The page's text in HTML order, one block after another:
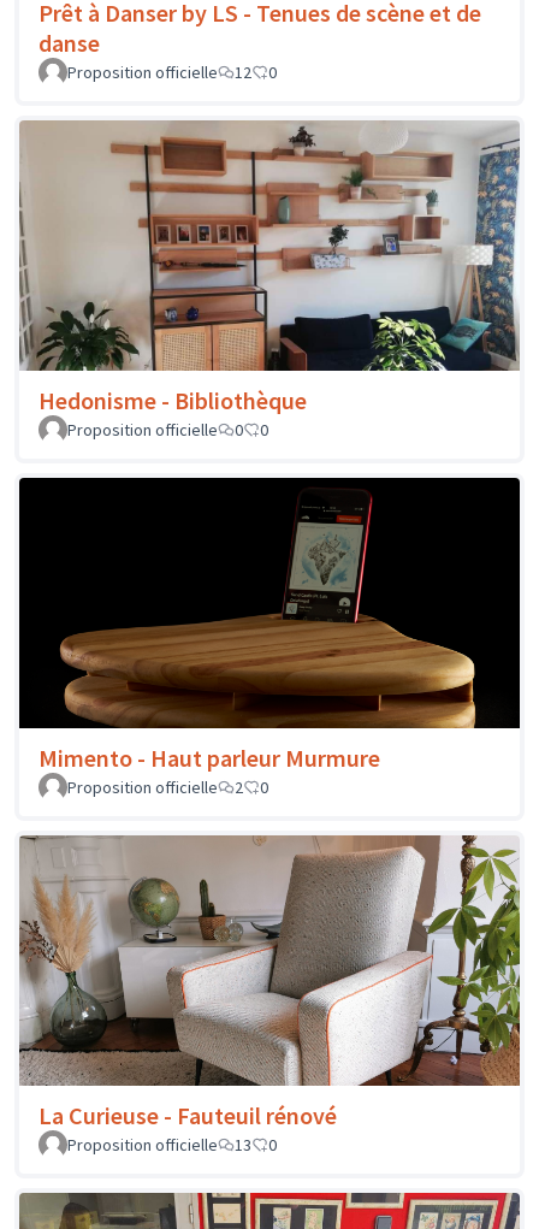
Prêt à Danser by LS - Tenues de scène et de
danse
Proposition officielle 12 0
Hedonisme - Bibliothèque
Proposition officielle 0 0
Mimento - Haut parleur Murmure
Proposition officielle 2 0
La Curieuse - Fauteuil rénové
Proposition officielle 13 0